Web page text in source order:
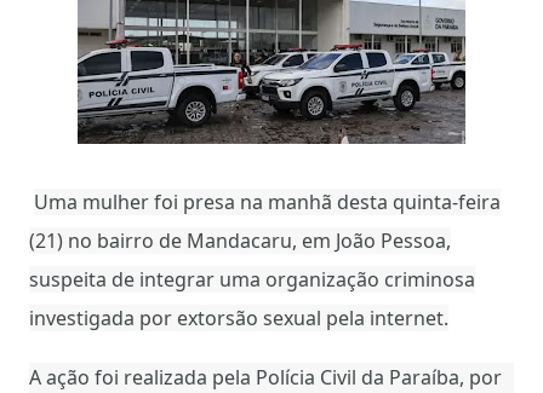
Uma mulher foi presa na manhã desta quinta-feira
(21) no bairro de Mandacaru, em João Pessoa,
suspeita de integrar uma organização criminosa
investigada por extorsão sexual pela internet.
A ação foi realizada pela Polícia Civil da Paraíba, por